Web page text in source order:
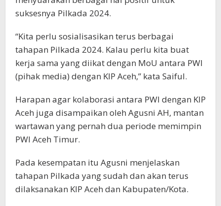
suksesnya Pilkada 2024.
“Kita perlu sosialisasikan terus berbagai
tahapan Pilkada 2024. Kalau perlu kita buat
kerja sama yang diikat dengan MoU antara PWI
(pihak media) dengan KIP Aceh,” kata Saiful.
Harapan agar kolaborasi antara PWI dengan KIP
Aceh juga disampaikan oleh Agusni AH, mantan
wartawan yang pernah dua periode memimpin
PWI Aceh Timur.
Pada kesempatan itu Agusni menjelaskan
tahapan Pilkada yang sudah dan akan terus
dilaksanakan KIP Aceh dan Kabupaten/Kota.